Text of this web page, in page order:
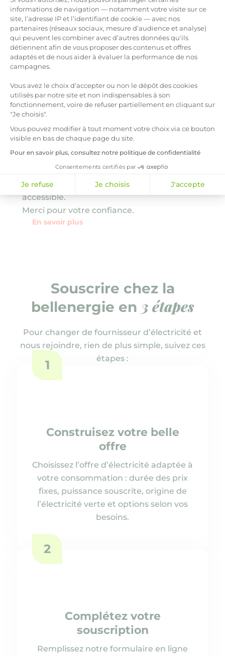
informations de navigation — notamment votre visite sur ce
site, l’adresse IP et l’identifiant de cookie — avec nos
partenaires (réseaux sociaux, mesure d’audience et analyse)
qui peuvent les combiner avec d’autres données qu'ils
détiennent afin de vous proposer des contenus et offres
adaptés et de nous aider à évaluer la performance de nos
campagnes.
Vous avez le choix d'accepter ou non le dépôt des cookies
utilisés par notre site et non indispensables à son
fonctionnement, voire de refuser partiellement en cliquant sur
"Je choisis".
Vous pouvez modifier à tout moment votre choix via ce bouton
visible en bas de chaque page du site.
Pour en savoir plus, consultez notre politique de confidentialité
Consentements certifiés par
Je refuse Je choisis J'accepte
Axeptio consent
la bellenergie,
Élue Marque de
En 2026, la bellenergie a été Élue
Marque de l’Année dans la
catégorie Fournisseur d’énergie.
Cette distinction, attribuée par
les consommateurs, vient saluer
notre engagement quotidien :
proposer une énergie plus
responsable, transparente et
accessible.
Merci pour votre confiance.
En savoir plus
indépendante
poyfrance.com
Souscrire chez la
bellenergie en 3 étapes
Pour changer de fournisseur d’électricité et
nous rejoindre, rien de plus simple, suivez ces
étapes :
Construisez votre belle
offre
Choisissez l’offre d’électricité adaptée à
votre consommation : durée des prix
fixes, puissance souscrite, origine de
l’électricité verte et options selon vos
besoins.
1
Complétez votre
souscription
Remplissez notre formulaire en ligne
2